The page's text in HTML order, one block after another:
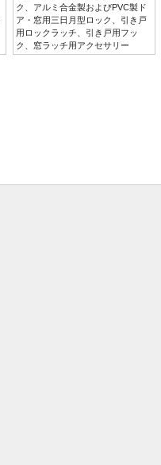
ク、アルミ合金製およびPVC製ド
ア・窓用三日月型ロック、引き戸
用ロックラッチ、引き戸用フッ
ク、窓ラッチ用アクセサリー